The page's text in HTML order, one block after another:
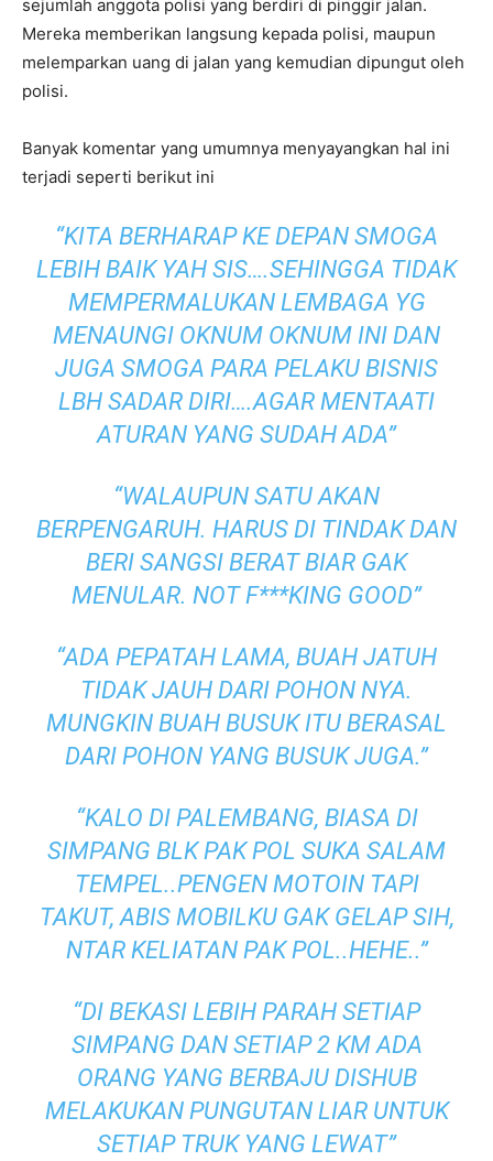
sejumlah anggota polisi yang berdiri di pinggir jalan.
Mereka memberikan langsung kepada polisi, maupun
melemparkan uang di jalan yang kemudian dipungut oleh
polisi.
Banyak komentar yang umumnya menyayangkan hal ini
terjadi seperti berikut ini
“KITA BERHARAP KE DEPAN SMOGA
LEBIH BAIK YAH SIS….SEHINGGA TIDAK
MEMPERMALUKAN LEMBAGA YG
MENAUNGI OKNUM OKNUM INI DAN
JUGA SMOGA PARA PELAKU BISNIS
LBH SADAR DIRI….AGAR MENTAATI
ATURAN YANG SUDAH ADA”
“WALAUPUN SATU AKAN
BERPENGARUH. HARUS DI TINDAK DAN
BERI SANGSI BERAT BIAR GAK
MENULAR. NOT F***KING GOOD”
“ADA PEPATAH LAMA, BUAH JATUH
TIDAK JAUH DARI POHON NYA.
MUNGKIN BUAH BUSUK ITU BERASAL
DARI POHON YANG BUSUK JUGA.”
“KALO DI PALEMBANG, BIASA DI
SIMPANG BLK PAK POL SUKA SALAM
TEMPEL..PENGEN MOTOIN TAPI
TAKUT, ABIS MOBILKU GAK GELAP SIH,
NTAR KELIATAN PAK POL..HEHE..”
“DI BEKASI LEBIH PARAH SETIAP
SIMPANG DAN SETIAP 2 KM ADA
ORANG YANG BERBAJU DISHUB
MELAKUKAN PUNGUTAN LIAR UNTUK
SETIAP TRUK YANG LEWAT”